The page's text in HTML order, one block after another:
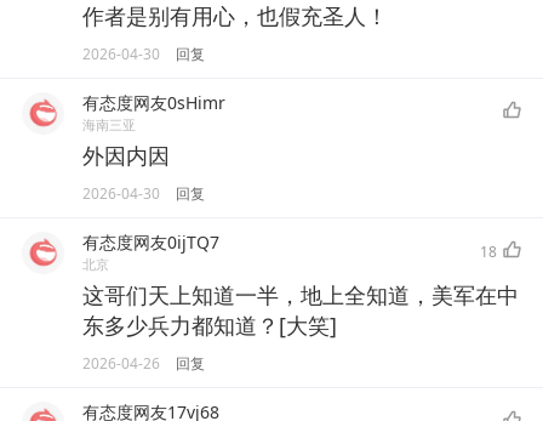
作者是别有用心，也假充圣人！
2026-04-30 回复
有态度网友0sHimr
海南三亚
外因内因
2026-04-30 回复
有态度网友0ijTQ7
北京
18
这哥们天上知道一半，地上全知道，美军在中
东多少兵力都知道？[大笑]
2026-04-26 回复
有态度网友17vj68